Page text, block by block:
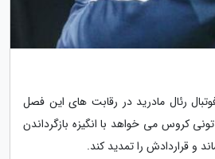
رئال مادرید در رقابت های این فصل
کروس می خواهد با انگیزه بازگرداندن
و قراردادش را تمدید کند.